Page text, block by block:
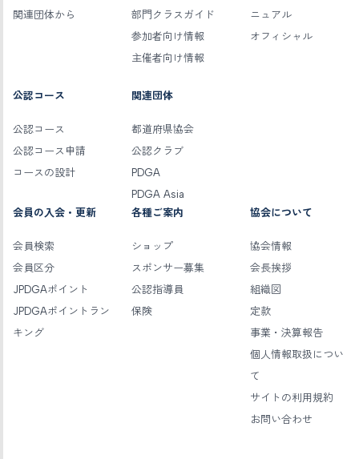
関連団体から
部門クラスガイド
参加者向け情報
主催者向け情報
ニュアル
オフィシャル
公認コース
公認コース
公認コース申請
コースの設計
関連団体
都道府県協会
公認クラブ
PDGA
PDGA Asia
会員の入会・更新
会員検索
会員区分
JPDGAポイント
JPDGAポイントラン
キング
各種ご案内
ショップ
スポンサー募集
公認指導員
保険
協会について
協会情報
会長挨拶
組織図
定款
事業・決算報告
個人情報取扱につい
て
サイトの利用規約
お問い合わせ